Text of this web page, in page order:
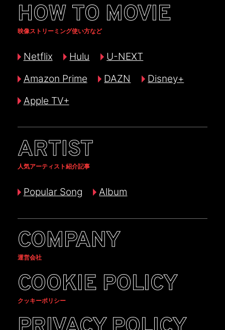
HOW TO MOVIE
映像ストリーミング使い方など
Netflix Hulu
U-NEXT
Amazon Prime
DAZN
Disney+
Apple TV+
ARTIST
人気アーティスト紹介記事
Popular Song Album
COMPANY
運営会社
COOKIE POLICY
クッキーポリシー